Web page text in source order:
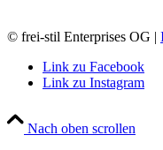
© frei-stil Enterprises OG |
Link zu Facebook
Link zu Instagram
Nach oben scrollen